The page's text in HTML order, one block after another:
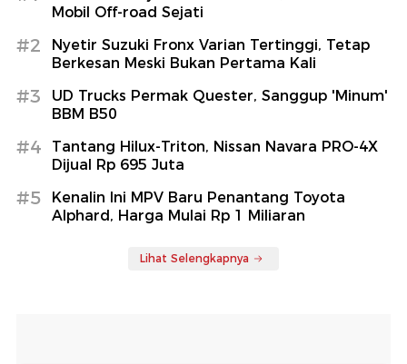
Mobil Off-road Sejati
#2
Nyetir Suzuki Fronx Varian Tertinggi, Tetap
Berkesan Meski Bukan Pertama Kali
#3
UD Trucks Permak Quester, Sanggup 'Minum'
BBM B50
#4
Tantang Hilux-Triton, Nissan Navara PRO-4X
Dijual Rp 695 Juta
#5
Kenalin Ini MPV Baru Penantang Toyota
Alphard, Harga Mulai Rp 1 Miliaran
Lihat Selengkapnya